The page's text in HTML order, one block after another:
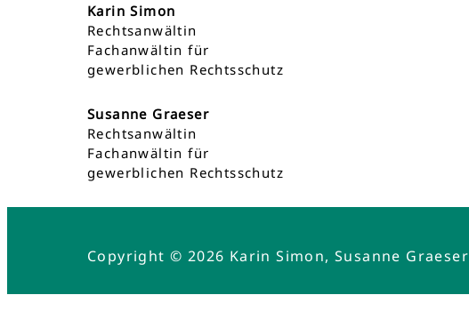
Karin Simon
Rechtsanwältin
Fachanwältin für
gewerblichen Rechtsschutz
Susanne Graeser
Rechtsanwältin
Fachanwältin für
gewerblichen Rechtsschutz
Copyright © 2026 Karin Simon, Susanne Graeser